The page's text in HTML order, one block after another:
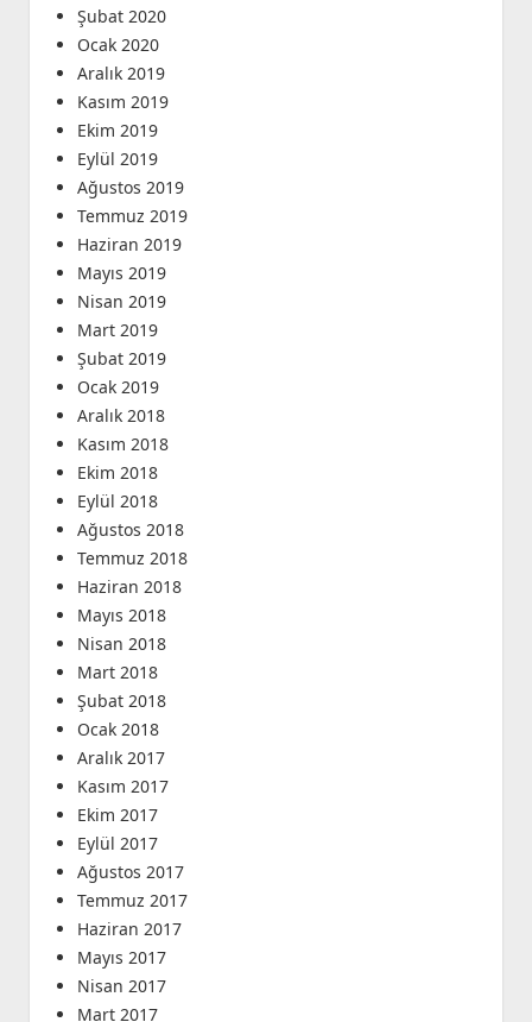
Şubat 2020
Ocak 2020
Aralık 2019
Kasım 2019
Ekim 2019
Eylül 2019
Ağustos 2019
Temmuz 2019
Haziran 2019
Mayıs 2019
Nisan 2019
Mart 2019
Şubat 2019
Ocak 2019
Aralık 2018
Kasım 2018
Ekim 2018
Eylül 2018
Ağustos 2018
Temmuz 2018
Haziran 2018
Mayıs 2018
Nisan 2018
Mart 2018
Şubat 2018
Ocak 2018
Aralık 2017
Kasım 2017
Ekim 2017
Eylül 2017
Ağustos 2017
Temmuz 2017
Haziran 2017
Mayıs 2017
Nisan 2017
Mart 2017